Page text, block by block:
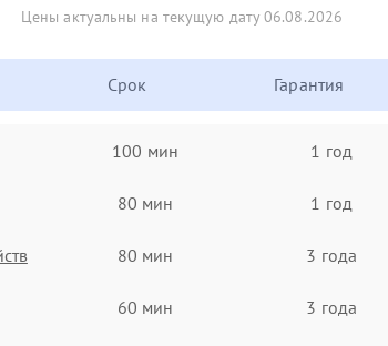
Цены актуальны на текущую дату 06.08.2026
Срок Гарантия
100 мин 1 год
80 мин 1 год
80 мин 3 года
60 мин 3 года